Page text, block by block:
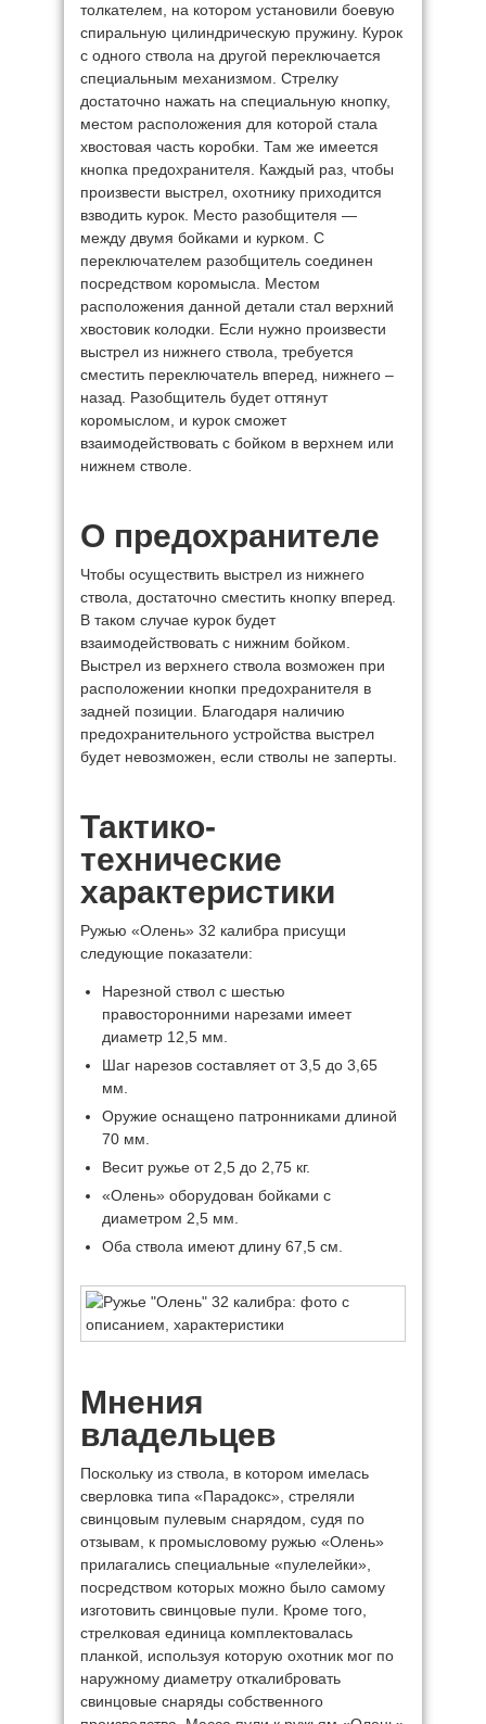
толкателем, на котором установили боевую
спиральную цилиндрическую пружину. Курок
с одного ствола на другой переключается
специальным механизмом. Стрелку
достаточно нажать на специальную кнопку,
местом расположения для которой стала
хвостовая часть коробки. Там же имеется
кнопка предохранителя. Каждый раз, чтобы
произвести выстрел, охотнику приходится
взводить курок. Место разобщителя —
между двумя бойками и курком. С
переключателем разобщитель соединен
посредством коромысла. Местом
расположения данной детали стал верхний
хвостовик колодки. Если нужно произвести
выстрел из нижнего ствола, требуется
сместить переключатель вперед, нижнего –
назад. Разобщитель будет оттянут
коромыслом, и курок сможет
взаимодействовать с бойком в верхнем или
нижнем стволе.
О предохранителе
Чтобы осуществить выстрел из нижнего
ствола, достаточно сместить кнопку вперед.
В таком случае курок будет
взаимодействовать с нижним бойком.
Выстрел из верхнего ствола возможен при
расположении кнопки предохранителя в
задней позиции. Благодаря наличию
предохранительного устройства выстрел
будет невозможен, если стволы не заперты.
Тактико-
технические
характеристики
Ружью «Олень» 32 калибра присущи
следующие показатели:
Нарезной ствол с шестью
правосторонними нарезами имеет
диаметр 12,5 мм.
Шаг нарезов составляет от 3,5 до 3,65
мм.
Оружие оснащено патронниками длиной
70 мм.
Весит ружье от 2,5 до 2,75 кг.
«Олень» оборудован бойками с
диаметром 2,5 мм.
Оба ствола имеют длину 67,5 см.
Мнения
владельцев
Поскольку из ствола, в котором имелась
сверловка типа «Парадокс», стреляли
свинцовым пулевым снарядом, судя по
отзывам, к промысловому ружью «Олень»
прилагались специальные «пулелейки»,
посредством которых можно было самому
изготовить свинцовые пули. Кроме того,
стрелковая единица комплектовалась
планкой, используя которую охотник мог по
наружному диаметру откалибровать
свинцовые снаряды собственного